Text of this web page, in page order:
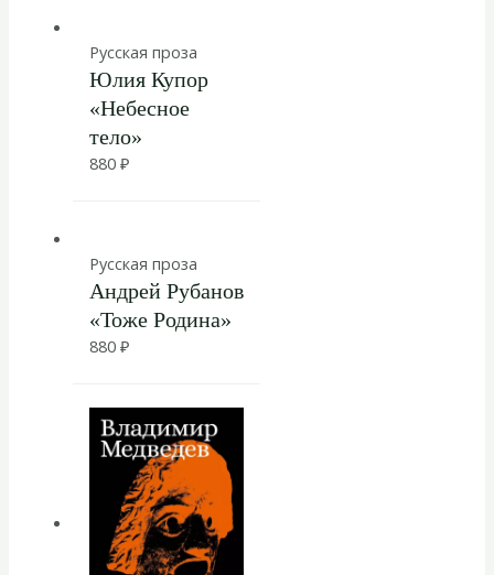
Русская проза
Юлия Купор
«Небесное
тело»
880 ₽
Русская проза
Андрей Рубанов
«Тоже Родина»
880 ₽